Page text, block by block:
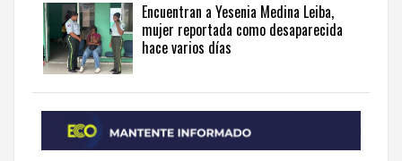
Encuentran a Yesenia Medina Leiba,
mujer reportada como desaparecida
hace varios días